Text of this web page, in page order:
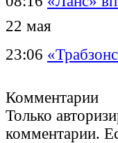
22 мая
23:06
Комментарии
Только
комментарии.